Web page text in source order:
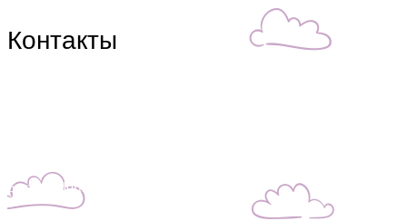
Контакты
E-mail: zdorn14@mail.ru